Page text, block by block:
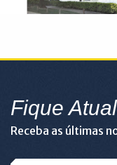
Fique
Receba as últimas